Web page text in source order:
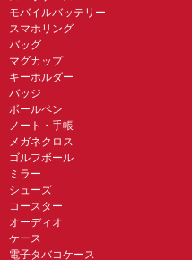
モバイルバッテリー
スマホリング
バッグ
マグカップ
キーホルダー
バッジ
ボールペン
ノート・手帳
メガネクロス
ゴルフボール
ミラー
シューズ
コースター
オーディオ
ケース
電子タバコケース